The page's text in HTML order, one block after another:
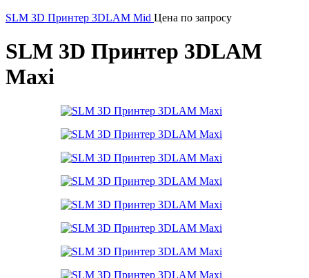
SLM 3D Принтер 3DLAM Mid Цена по запросу
SLM 3D Принтер 3DLAM
Maxi